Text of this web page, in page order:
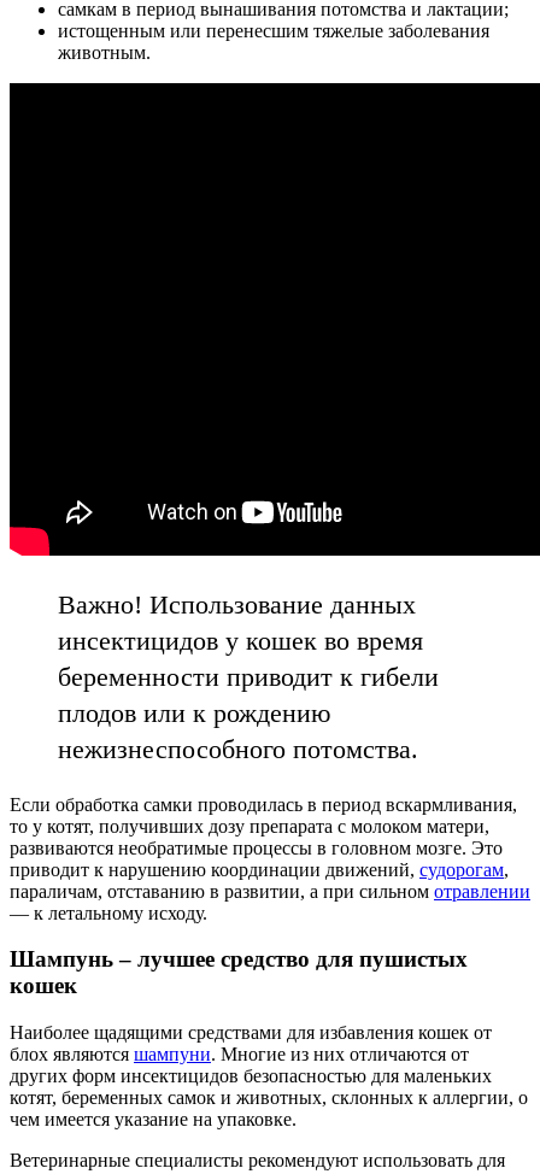
самкам в период вынашивания потомства и лактации;
истощенным или перенесшим тяжелые заболевания
животным.
Важно! Использование данных
инсектицидов у кошек во время
беременности приводит к гибели
плодов или к рождению
нежизнеспособного потомства.
Если обработка самки проводилась в период вскармливания,
то у котят, получивших дозу препарата с молоком матери,
развиваются необратимые процессы в головном мозге. Это
приводит к нарушению координации движений, судорогам,
параличам, отставанию в развитии, а при сильном отравлении
— к летальному исходу.
Шампунь – лучшее средство для пушистых
кошек
Наиболее щадящими средствами для избавления кошек от
блох являются шампуни. Многие из них отличаются от
других форм инсектицидов безопасностью для маленьких
котят, беременных самок и животных, склонных к аллергии, о
чем имеется указание на упаковке.
Ветеринарные специалисты рекомендуют использовать для